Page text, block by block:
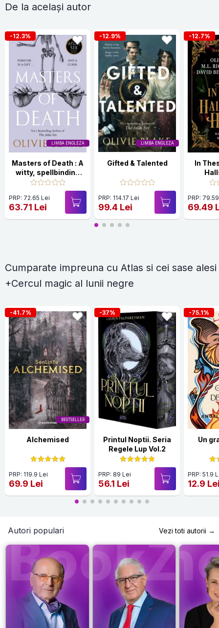
De la același autor
LIMBA ENGLEZA
-12.3%
Masters of Death : A
witty, spellbinding
fantasy from the
author of The Atlas
Six
PRP: 72.65 Lei
63.71 Lei
LIMBA ENGLEZA
-12.9%
Gifted & Talented
PRP: 114.17 Lei
99.4 Lei
-12.7%
In
PRP:
69.49
Cumparate impreuna cu Atlas si cei sase alesi
+Cercul magic al lunii negre
BESTSELLER
-41.7%
Alchemised
PRP: 119.9 Lei
69.9 Lei
-37%
Printul Noptii. Seria
Regele Lup Vol.2
PRP: 89 Lei
56.1 Lei
-75.1%
Un
PRP: 51.9
12.9
Autori populari Vezi toti autorii →